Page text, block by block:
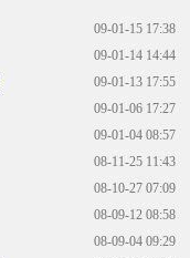
09-01-15 17:38
09-01-14 14:44
09-01-13 17:55
09-01-06 17:27
09-01-04 08:57
08-11-25 11:43
08-10-27 07:09
08-09-12 08:58
08-09-04 09:29